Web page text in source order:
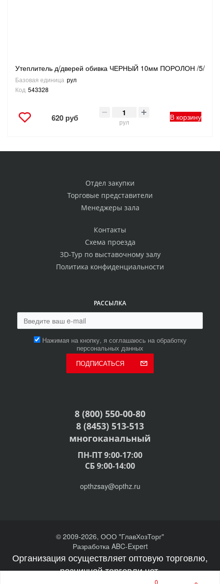
Утеплитель д/дверей обивка ЧЕРНЫЙ 10мм ПОРОЛОН /5/
Базовая единица рул
Код 543328
620 руб рул
В корзину
Отдел закупки
Торговые представители
Менеджеры зала
Контакты
Схема проезда
3D-Тур по выставочному залу
Политика конфиденциальности
РАССЫЛКА
Нажимая на кнопку, я соглашаюсь на обработку
персональных данных
ПОДПИСАТЬСЯ
8 (800) 550-00-80
8 (8453) 513-513
многоканальный
ПН-ПТ 9:00-17:00
СБ 9:00-14:00
opthzsay@opthz.ru
© 2009-2026, ООО "ГлавХозТорг"
Разработка ABC-Expert
Организация осуществляет оптовую торговлю,
розничной торговли нет.
0